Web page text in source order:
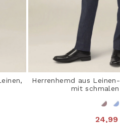
Herrenhemd aus
mit
24,99